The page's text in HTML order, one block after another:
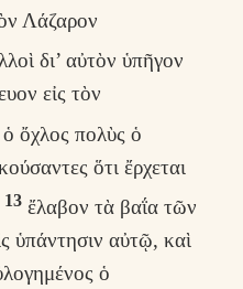
Λάζαρον
δι’ αὐτὸν ὑπῆγον
εἰς τὸν
ὄχλος πολὺς ὁ
ὅτι ἔρχεται
13 ἔλαβον τὰ βαΐα τῶν
ὑπάντησιν αὐτῷ, καὶ
ὁ